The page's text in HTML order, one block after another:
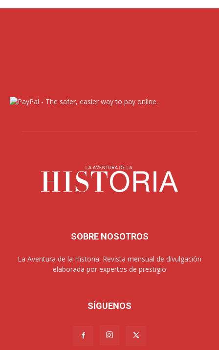
SOBRE NOSOTROS
La Aventura de la Historia. Revista mensual de divulgación
elaborada por expertos de prestigio
SÍGUENOS